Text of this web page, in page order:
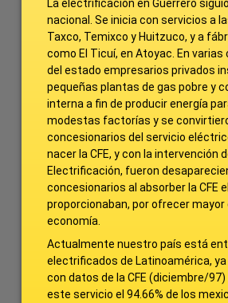
La electrificación en Guerrero
nacional. Se inicia con servicios a
Taxco, Temixco y Huitzuco, y a
como El Ticuí, en Atoyac. En
del estado empresarios privados
pequeñas plantas de gas pobre y
interna a fin de producir energía
modestas factorías y se
concesionarios del servicio
nacer la CFE, y con la intervención
Electrificación, fueron
concesionarios al absorber la CFE
proporcionaban, por ofrecer mayor
economía.
Actualmente nuestro país está
electrificados de Latinoamérica, ya
con datos de la CFE (diciembre/
este servicio el 94.66% de los